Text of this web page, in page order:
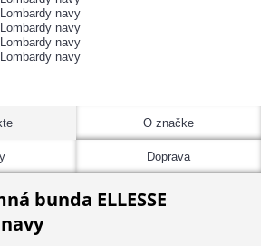
O značke
Doprava
bunda ELLESSE